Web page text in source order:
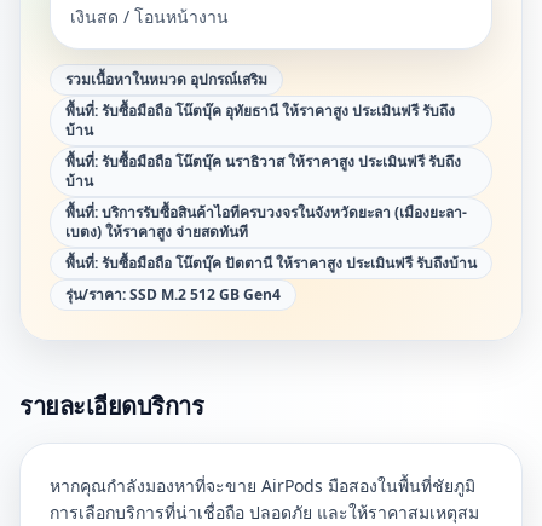
เงินสด / โอนหน้างาน
รวมเนื้อหาในหมวด อุปกรณ์เสริม
พื้นที่:รับซื้อมือถือ โน๊ตบุ๊ค อุทัยธานี ให้ราคาสูง ประเมินฟรี รับถึง
บ้าน
พื้นที่:รับซื้อมือถือ โน๊ตบุ๊ค นราธิวาส ให้ราคาสูง ประเมินฟรี รับถึง
บ้าน
พื้นที่:บริการรับซื้อสินค้าไอทีครบวงจรในจังหวัดยะลา (เมืองยะลา-
เบตง) ให้ราคาสูง จ่ายสดทันที
พื้นที่:รับซื้อมือถือ โน๊ตบุ๊ค ปัตตานี ให้ราคาสูง ประเมินฟรี รับถึงบ้าน
รุ่น/ราคา:SSD M.2 512 GB Gen4
รายละเอียดบริการ
หากคุณกำลังมองหาที่จะขาย AirPods มือสองในพื้นที่ชัยภูมิ
การเลือกบริการที่น่าเชื่อถือ ปลอดภัย และให้ราคาสมเหตุสม